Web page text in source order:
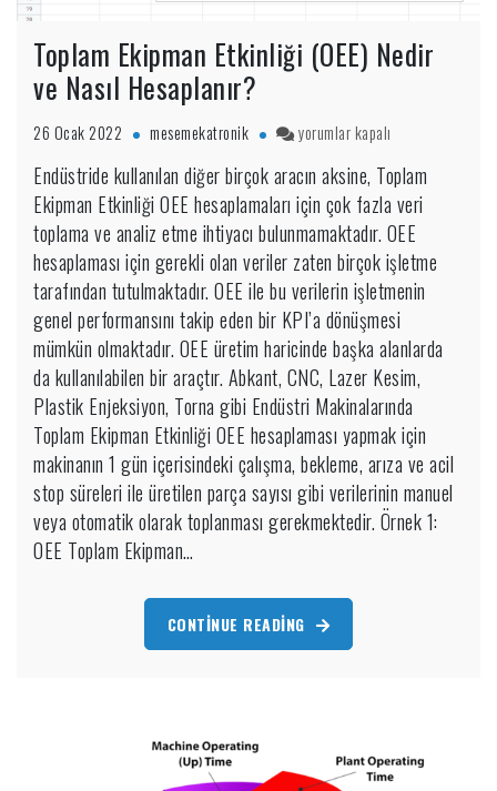
Toplam Ekipman Etkinliği (OEE) Nedir
ve Nasıl Hesaplanır?
26 Ocak 2022 mesemekatronik
Toplam
Etkinliği
(OEE)
Nedir
ve
Nasıl
Hesaplanır?
için
yorumlar kapalı
Endüstride kullanılan diğer birçok aracın aksine, Toplam
Ekipman Etkinliği OEE hesaplamaları için çok fazla veri
toplama ve analiz etme ihtiyacı bulunmamaktadır. OEE
hesaplaması için gerekli olan veriler zaten birçok işletme
tarafından tutulmaktadır. OEE ile bu verilerin işletmenin
genel performansını takip eden bir KPI’a dönüşmesi
mümkün olmaktadır. OEE üretim haricinde başka alanlarda
da kullanılabilen bir araçtır. Abkant, CNC, Lazer Kesim,
Plastik Enjeksiyon, Torna gibi Endüstri Makinalarında
Toplam Ekipman Etkinliği OEE hesaplaması yapmak için
makinanın 1 gün içerisindeki çalışma, bekleme, arıza ve acil
stop süreleri ile üretilen parça sayısı gibi verilerinin manuel
veya otomatik olarak toplanması gerekmektedir. Örnek 1:
OEE Toplam Ekipman…
CONTINUE READING